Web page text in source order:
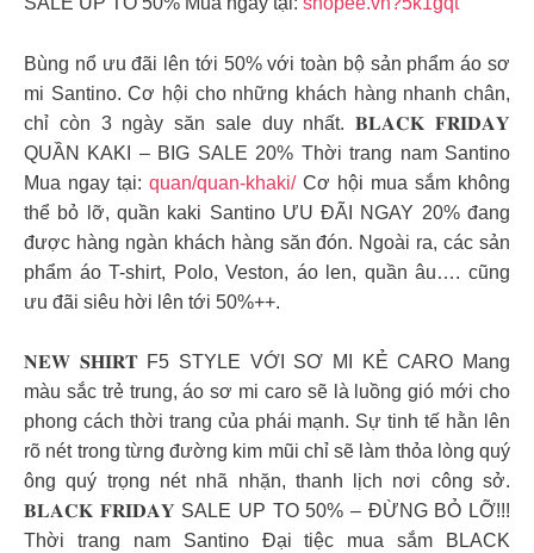
Bùng nổ ưu đãi lên tới 50% với toàn bộ sản phẩm áo sơ
mi Santino. Cơ hội cho những khách hàng nhanh chân,
chỉ còn 3 ngày săn sale duy nhất. 𝐁𝐋𝐀𝐂𝐊 𝐅𝐑𝐈𝐃𝐀𝐘
QUẦN KAKI – BIG SALE 20% Thời trang nam Santino
Mua ngay tại: quan/quan-khaki/Cơ hội mua sắm không
thể bỏ lỡ, quần kaki Santino ƯU ĐÃI NGAY 20% đang
được hàng ngàn khách hàng săn đón. Ngoài ra, các sản
phẩm áo T-shirt, Polo, Veston, áo len, quần âu…. cũng
ưu đãi siêu hời lên tới 50%++.
𝐍𝐄𝐖 𝐒𝐇𝐈𝐑𝐓 F5 STYLE VỚI SƠ MI KẺ CARO Mang
màu sắc trẻ trung, áo sơ mi caro sẽ là luồng gió mới cho
phong cách thời trang của phái mạnh. Sự tinh tế hằn lên
rõ nét trong từng đường kim mũi chỉ sẽ làm thỏa lòng quý
ông quý trọng nét nhã nhặn, thanh lịch nơi công sở.
𝐁𝐋𝐀𝐂𝐊 𝐅𝐑𝐈𝐃𝐀𝐘 SALE UP TO 50% – ĐỪNG BỎ LỠ!!!
Thời trang nam Santino Đại tiệc mua sắm BLACK